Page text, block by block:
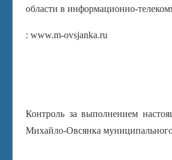
области в информационно-
: www.m-ovsjanka.ru
Контроль за выполнением
Михайло-Овсянка